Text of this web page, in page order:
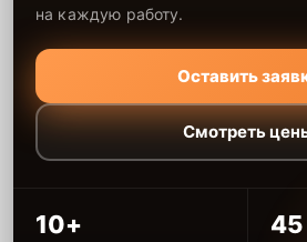
на каждую работу.
Оставить
Смотреть
10+